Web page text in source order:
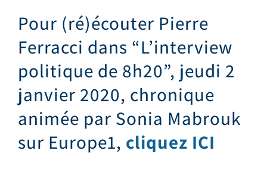
Pour (ré)écouter Pierre
Ferracci dans “L’interview
politique de 8h20”, jeudi 2
janvier 2020, chronique
animée par Sonia Mabrouk
sur Europe1, cliquez ICI